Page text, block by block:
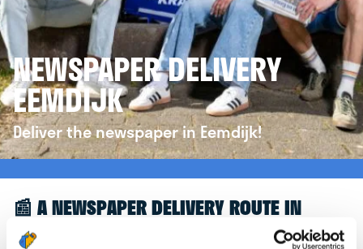
NEWSPAPER DELIVERY
EEMDIJK
Deliver the newspaper in Eemdijk!
📰 A NEWSPAPER DELIVERY ROUTE IN
EEMDIJK